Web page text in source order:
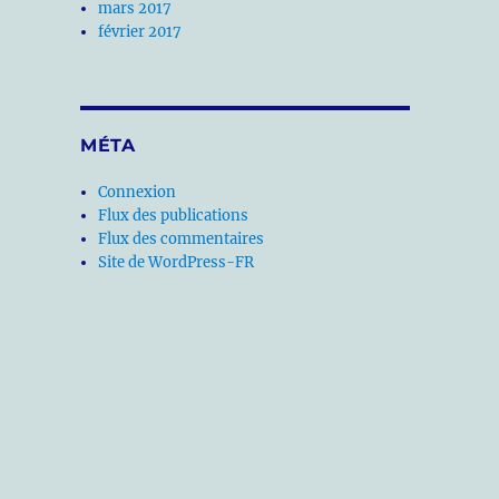
mars 2017
février 2017
MÉTA
Connexion
Flux des publications
Flux des commentaires
Site de WordPress-FR